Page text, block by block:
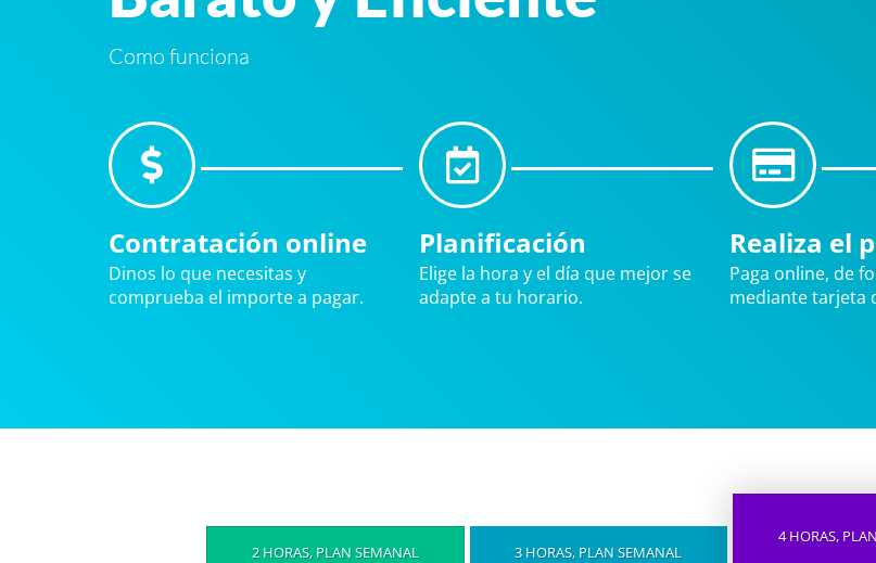
Como funciona
Contratación online
Dinos lo que necesitas y
comprueba el importe a pagar.
Planificación
Elige la hora y el día que mejor se
adapte a tu horario.
Realiza el
Paga online, de
mediante tarjeta
2 HORAS, PLAN SEMANAL 3 HORAS, PLAN SEMANAL
4 HORAS,